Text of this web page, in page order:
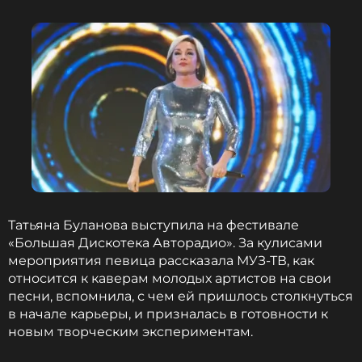
ФОТО: Александр Демьянчук/ТАСС
Татьяна Буланова призналась, что не
живет вместе с молодым мужем
1 месяц назад
Новость по теме >
Читайте нас в ВКонтакте, чтобы
ПОДПИСАТЬСЯ
ССЫЛКА
Татьяна Буланова выступила на фестивале
«Большая Дискотека Авторадио». За кулисами
мероприятия певица рассказала МУЗ-ТВ, как
относится к каверам молодых артистов на свои
песни, вспомнила, с чем ей пришлось столкнуться
в начале карьеры, и призналась в готовности к
новым творческим экспериментам.